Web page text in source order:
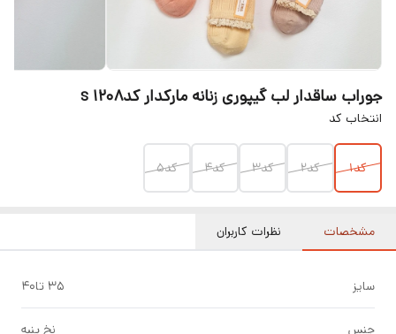
جوراب ساقدار لب گیپوری زنانه مارکدار کدs 1208
انتخاب کد
کد۱ کد۲ کد۳ کد۴ کد۵
مشخصات نظرات کاربران
سایز ۳۵ تا۴۰
جنس نخ پنبه